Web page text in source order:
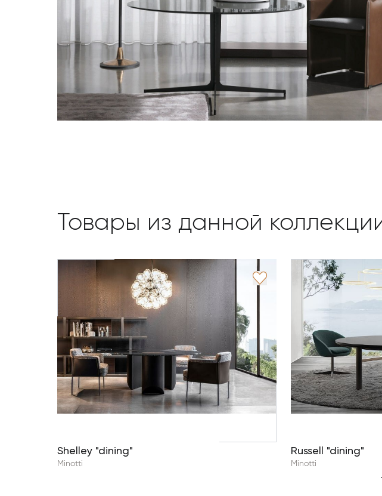
Товары из данной
Shelley "dining"
Minotti
Russell "dining"
Minotti